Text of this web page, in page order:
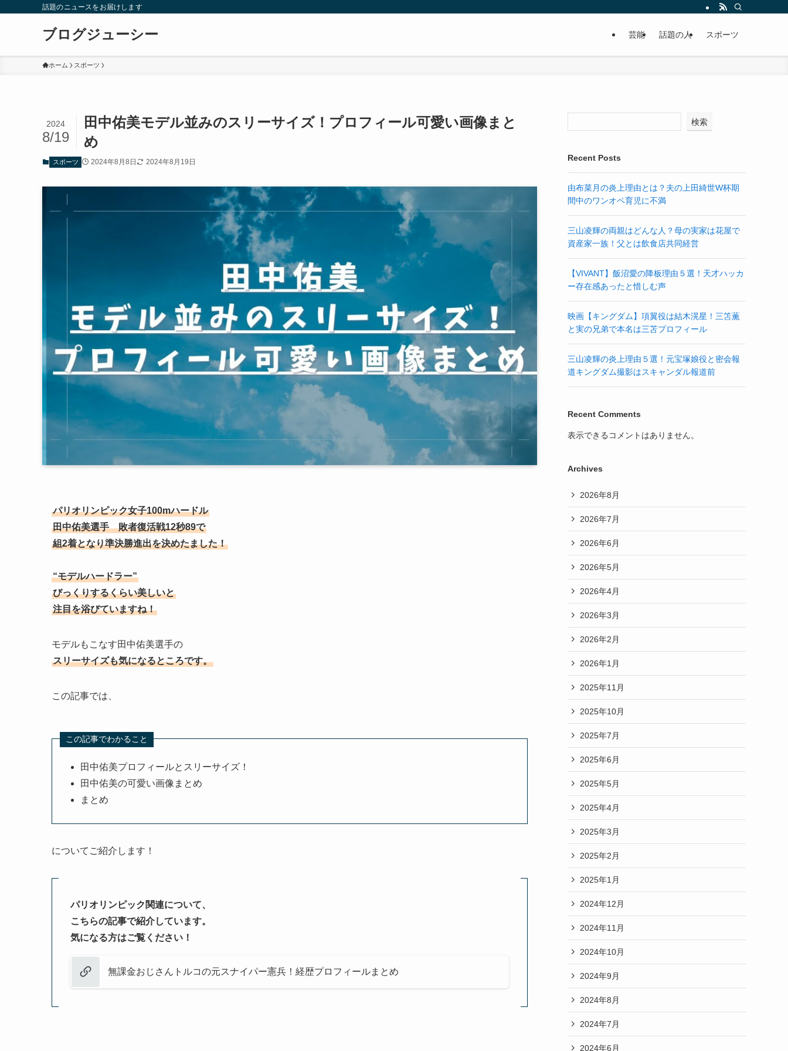
話題のニュースをお届けします
ブログジューシー 芸能 話題の人 スポーツ
ホーム スポーツ
田中佑美モデル並みのスリーサイズ！プロフィール可愛い画像まと
め
2024
8/19
スポーツ 2024年8月8日 2024年8月19日
パリオリンピック女子100mハードル
田中佑美選手 敗者復活戦12秒89で
組2着となり準決勝進出を決めたました！
“モデルハードラー”
びっくりするくらい美しいと
注目を浴びていますね！
モデルもこなす田中佑美選手の
スリーサイズも気になるところです。
この記事では、
この記事でわかること
田中佑美プロフィールとスリーサイズ！
田中佑美の可愛い画像まとめ
まとめ
についてご紹介します！
パリオリンピック関連について、
こちらの記事で紹介しています。
気になる方はご覧ください！
無課金おじさんトルコの元スナイパー憲兵！経歴プロフィールまとめ
検索
Recent Posts
由布菜月の炎上理由とは？夫の上田綺世W杯期
間中のワンオペ育児に不満
三山凌輝の両親はどんな人？母の実家は花屋で
資産家一族！父とは飲食店共同経営
【VIVANT】飯沼愛の降板理由５選！天才ハッカ
ー存在感あったと惜しむ声
映画【キングダム】項翼役は結木滉星！三笘薫
と実の兄弟で本名は三苫プロフィール
三山凌輝の炎上理由５選！元宝塚娘役と密会報
道キングダム撮影はスキャンダル報道前
Recent Comments
表示できるコメントはありません。
Archives
2026年8月
2026年7月
2026年6月
2026年5月
2026年4月
2026年3月
2026年2月
2026年1月
2025年11月
2025年10月
2025年7月
2025年6月
2025年5月
2025年4月
2025年3月
2025年2月
2025年1月
2024年12月
2024年11月
2024年10月
2024年9月
2024年8月
2024年7月
2024年6月